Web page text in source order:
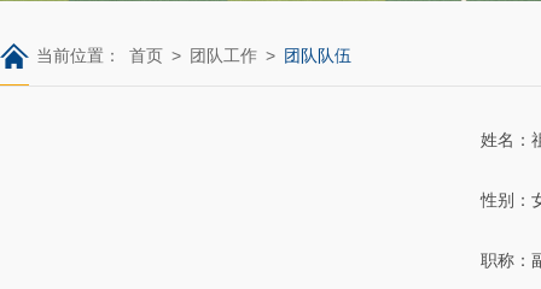
当前位置： 首页 > 团队工作 > 团队队伍
姓名：
性别：
职称：